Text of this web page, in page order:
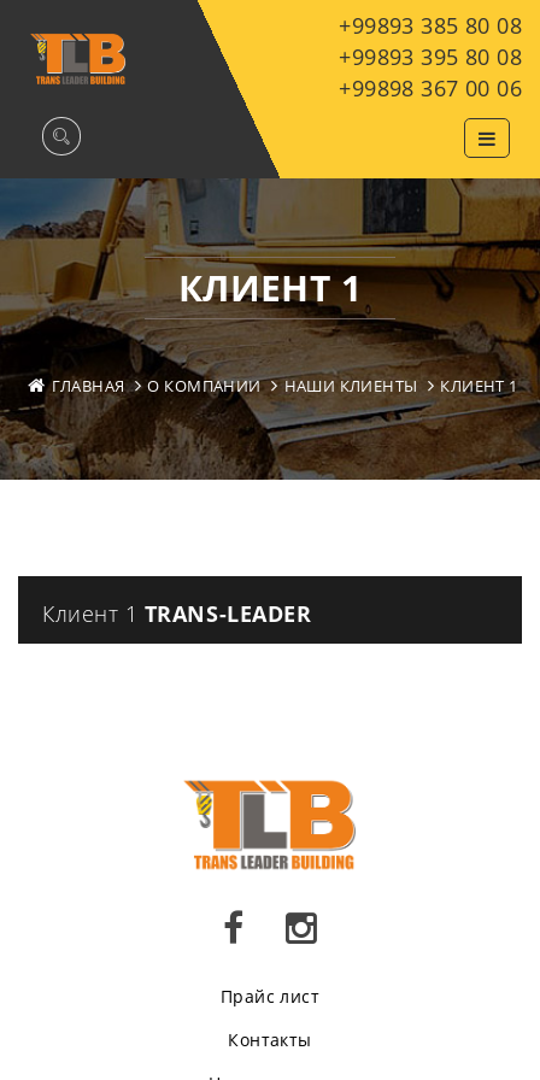
+99893 385 80 08
+99893 395 80 08
+99898 367 00 06
КЛИЕНТ 1
ГЛАВНАЯ О КОМПАНИИ НАШИ КЛИЕНТЫ КЛИЕНТ 1
Клиент 1 TRANS-LEADER
Прайс лист
Контакты